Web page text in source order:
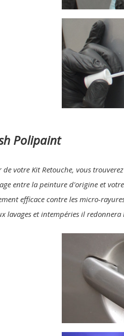
Polipaint
votre Kit Retouche, vous
entre la peinture d'origine et
efficace contre les micro-
lavages et intempéries il